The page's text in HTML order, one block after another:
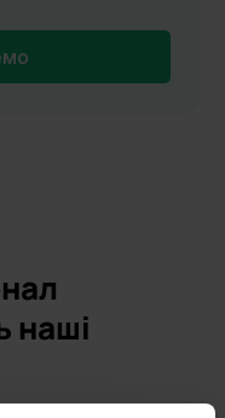
наші